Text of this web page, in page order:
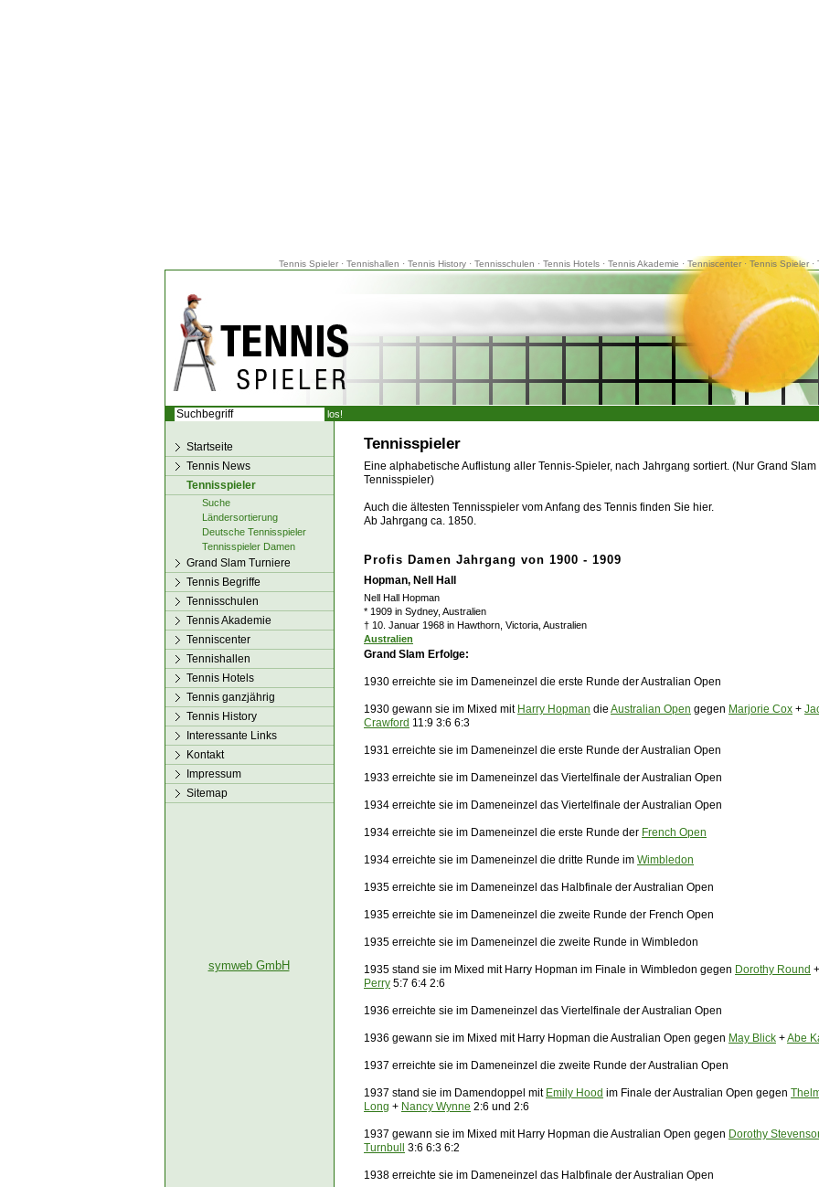
Tennis Spieler· Tennishallen · Tennis History· Tennisschulen · Tennis Hotels · Tennis Akademie · Tenniscenter· Tennis Spieler·
Tennisspieler
Eine alphabetische Auflistung aller Tennis-Spieler, nach Jahrgang sortiert. (Nur Grand Slam
Tennisspieler)
Auch die ältesten Tennisspieler vom Anfang des Tennis finden Sie hier.
Ab Jahrgang ca. 1850.
Profis Damen Jahrgang von 1900 - 1909
Hopman, Nell Hall
Nell Hall Hopman
* 1909 in Sydney, Australien
† 10. Januar 1968 in Hawthorn, Victoria, Australien
Australien
Grand Slam Erfolge:
1930 erreichte sie im Dameneinzel die erste Runde der Australian Open
1930 gewann sie im Mixed mit Harry Hopman die Australian Open gegen Marjorie Cox +
Crawford 11:9 3:6 6:3
1931 erreichte sie im Dameneinzel die erste Runde der Australian Open
1933 erreichte sie im Dameneinzel das Viertelfinale der Australian Open
1934 erreichte sie im Dameneinzel das Viertelfinale der Australian Open
1934 erreichte sie im Dameneinzel die erste Runde der French Open
1934 erreichte sie im Dameneinzel die dritte Runde im Wimbledon
1935 erreichte sie im Dameneinzel das Halbfinale der Australian Open
1935 erreichte sie im Dameneinzel die zweite Runde der French Open
1935 erreichte sie im Dameneinzel die zweite Runde in Wimbledon
1935 stand sie im Mixed mit Harry Hopman im Finale in Wimbledon gegen Dorothy Round +
Perry 5:7 6:4 2:6
1936 erreichte sie im Dameneinzel das Viertelfinale der Australian Open
1936 gewann sie im Mixed mit Harry Hopman die Australian Open gegen May Blick +Abe
1937 erreichte sie im Dameneinzel die zweite Runde der Australian Open
1937 stand sie im Damendoppel mit Emily Hood im Finale der Australian Open gegen
Long + Nancy Wynne 2:6 und 2:6
1937 gewann sie im Mixed mit Harry Hopman die Australian Open gegen Dorothy
Turnbull
3:6 6:3 6:2
1938 erreichte sie im Dameneinzel das Halbfinale der Australian Open
Startseite
Tennis News
Tennisspieler
Suche
Ländersortierung
Deutsche Tennisspieler
Tennisspieler Damen
Grand Slam Turniere
Tennis Begriffe
Tennisschulen
Tennis Akademie
Tenniscenter
Tennishallen
Tennis Hotels
Tennis ganzjährig
Tennis History
Interessante Links
Kontakt
Impressum
Sitemap
symweb GmbH
los!